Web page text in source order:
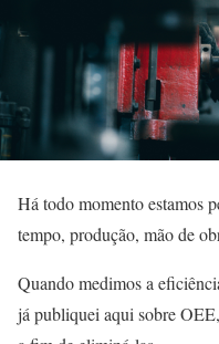
Há todo momento estamos
tempo, produção, mão de
Quando medimos a
já publiquei aqui sobre